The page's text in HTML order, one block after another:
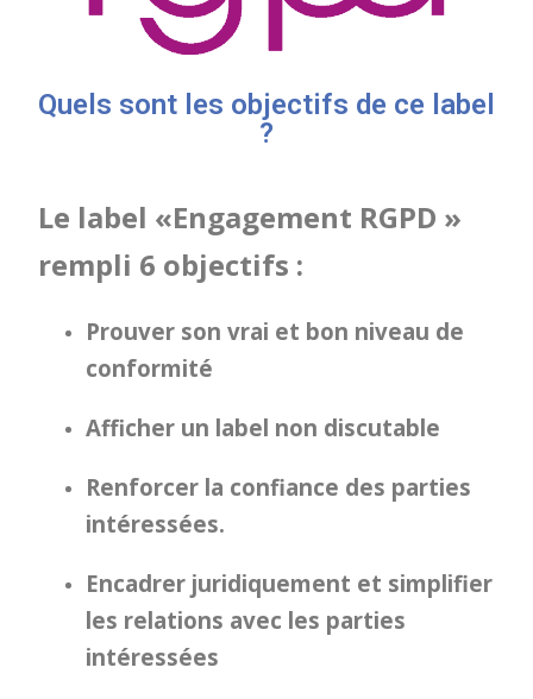
Quels sont les objectifs de ce label
?
Le label «Engagement RGPD »
rempli 6 objectifs :
Prouver son vrai et bon niveau de
conformité
Afficher un label non discutable
Renforcer la confiance des parties
intéressées.
Encadrer juridiquement et simplifier
les relations avec les parties
intéressées